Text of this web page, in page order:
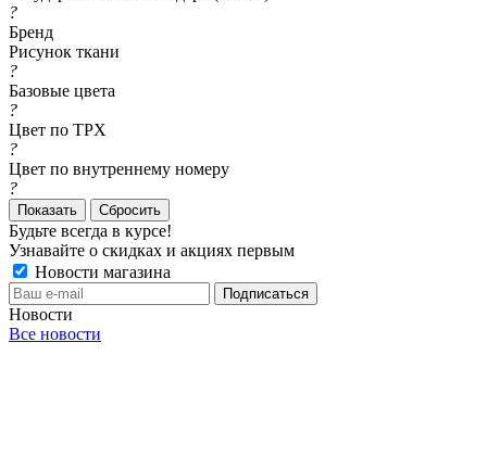
?
Бренд
Рисунок ткани
?
Базовые цвета
?
Цвет по TPX
?
Цвет по внутреннему номеру
?
Сбросить
Будьте всегда в курсе!
Узнавайте о скидках и акциях первым
Новости магазина
Новости
Все новости